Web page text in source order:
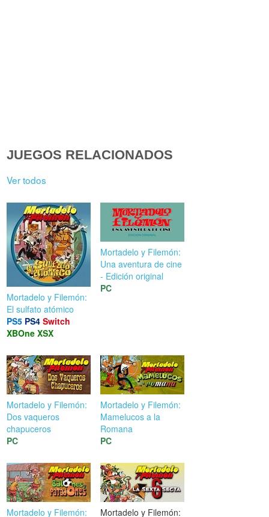
JUEGOS RELACIONADOS
Ver todos
Mortadelo y Filemón:
El sulfato atómico
PS5 PS4 Switch
XBOne XSX
Mortadelo y Filemón:
Una aventura de cine
- Edición original
PC
Mortadelo y Filemón:
Dos vaqueros
chapuceros
PC
Mortadelo y Filemón:
Mamelucos a la
Romana
PC
Mortadelo y Filemón: Mortadelo y Filemón: